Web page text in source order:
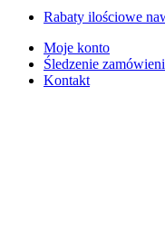
Skip
navigation
Skip
content
Rabaty ilościowe
Moje konto
Śledzenie
Kontakt